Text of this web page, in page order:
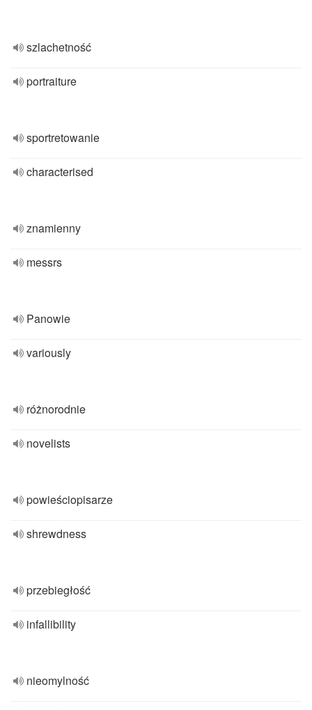
szlachetność
portraiture
sportretowanie
characterised
znamienny
messrs
Panowie
variously
różnorodnie
novelists
powieściopisarze
shrewdness
przebiegłość
infallibility
nieomylność